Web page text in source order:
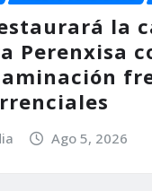
la
Perenxisa
Ago 5, 2026